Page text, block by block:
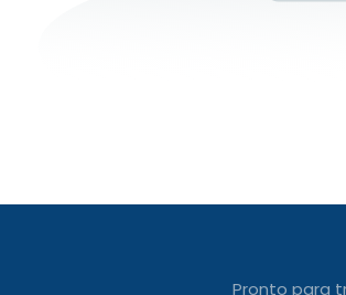
Pronto para